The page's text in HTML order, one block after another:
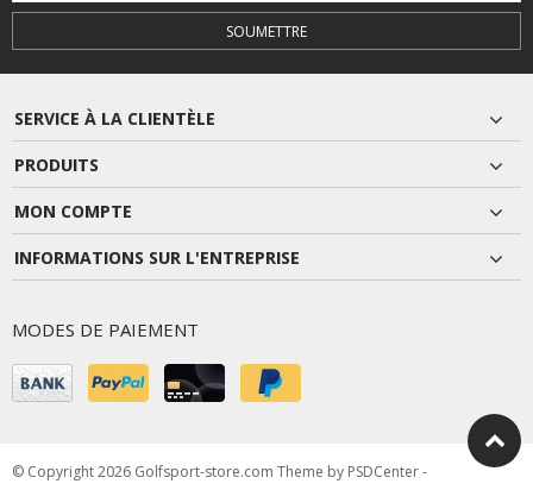
SOUMETTRE
SERVICE À LA CLIENTÈLE
PRODUITS
MON COMPTE
INFORMATIONS SUR L'ENTREPRISE
MODES DE PAIEMENT
© Copyright 2026 Golfsport-store.com Theme by PSDCenter-